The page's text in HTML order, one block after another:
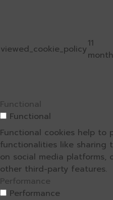
viewed_cookie_policy11
Functional
Functional
Functional cookies help to
functionalities like
on social media platforms,
other third-party features.
Performance
Performance